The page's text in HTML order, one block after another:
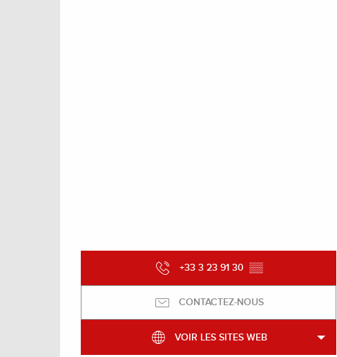
+33 3 23 91 30 ▒▒
CONTACTEZ-NOUS
VOIR LES SITES WEB